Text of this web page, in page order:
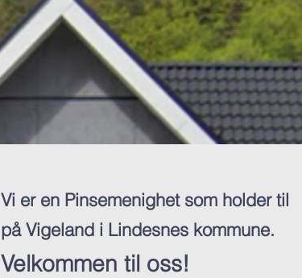
Vi er en Pinsemenighet som holder til
på Vigeland i Lindesnes kommune.
Velkommen til oss!